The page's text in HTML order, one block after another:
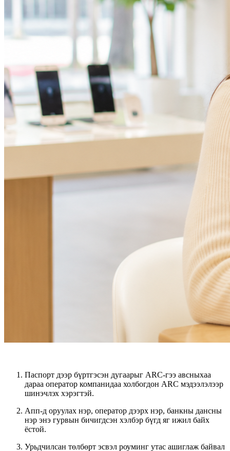
Паспорт дээр бүртгэсэн дугаарыг ARC-гээ авсныхаа
дараа оператор компанидаа холбогдон ARC мэдээлэлээр
шинэчлэх хэрэгтэй.
Апп-д оруулах нэр, оператор дээрх нэр, банкны дансны
нэр энэ гурвын бичигдсэн хэлбэр бүгд яг ижил байх
ёстой.
Урьдчилсан төлбөрт эсвэл роуминг утас ашиглаж байвал